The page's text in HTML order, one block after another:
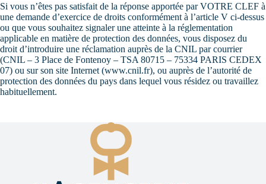
Si vous n’êtes pas satisfait de la réponse apportée par VOTRE CLEF à
une demande d’exercice de droits conformément à l’article V ci-dessus
ou que vous souhaitez signaler une atteinte à la réglementation
applicable en matière de protection des données, vous disposez du
droit d’introduire une réclamation auprès de la CNIL par courrier
(CNIL – 3 Place de Fontenoy – TSA 80715 – 75334 PARIS CEDEX
07) ou sur son site Internet (www.cnil.fr), ou auprès de l’autorité de
protection des données du pays dans lequel vous résidez ou travaillez
habituellement.